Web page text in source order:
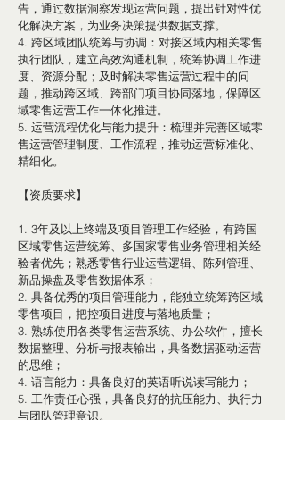
告，通过数据洞察发现运营问题，提出针对性优
化解决方案，为业务决策提供数据支撑。
4. 跨区域团队统筹与协调：对接区域内相关零售
执行团队，建立高效沟通机制，统筹协调工作进
度、资源分配；及时解决零售运营过程中的问
题，推动跨区域、跨部门项目协同落地，保障区
域零售运营工作一体化推进。
5. 运营流程优化与能力提升：梳理并完善区域零
售运营管理制度、工作流程，推动运营标准化、
精细化。
【资质要求】
1. 3年及以上终端及项目管理工作经验，有跨国
区域零售运营统筹、多国家零售业务管理相关经
验者优先；熟悉零售行业运营逻辑、陈列管理、
新品操盘及零售数据体系；
2. 具备优秀的项目管理能力，能独立统筹跨区域
零售项目，把控项目进度与落地质量；
3. 熟练使用各类零售运营系统、办公软件，擅长
数据整理、分析与报表输出，具备数据驱动运营
的思维；
4. 语言能力：具备良好的英语听说读写能力；
5. 工作责任心强，具备良好的抗压能力、执行力
与团队管理意识。